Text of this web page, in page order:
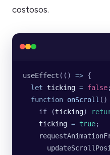
costosos.
useEffect (() => {
  let
ticking = false;
  function
onScroll ()
    if (
ticking)
    ticking
= true;